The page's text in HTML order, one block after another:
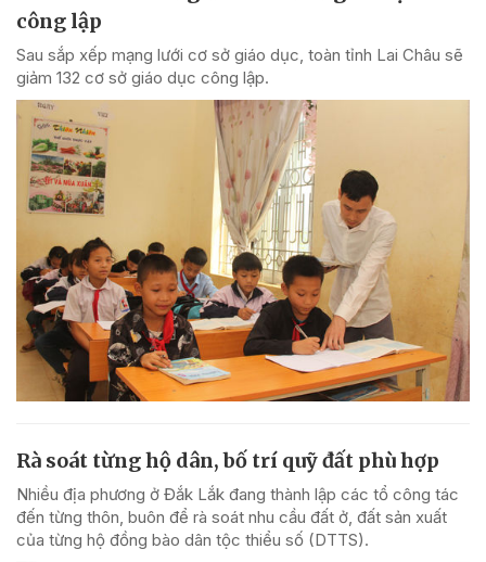
công lập
Sau sắp xếp mạng lưới cơ sở giáo dục, toàn tỉnh Lai Châu sẽ
giảm 132 cơ sở giáo dục công lập.
Rà soát từng hộ dân, bố trí quỹ đất phù hợp
Nhiều địa phương ở Đắk Lắk đang thành lập các tổ công tác
đến từng thôn, buôn để rà soát nhu cầu đất ở, đất sản xuất
của từng hộ đồng bào dân tộc thiểu số (DTTS).